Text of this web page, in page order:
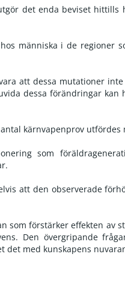
det enda beviset
människa i de regioner
att dessa mutationer
dessa förändringar
kärnvapenprov utfördes
som
att den observerade
som förstärker effekten av
Den övergripande
det med kunskapens